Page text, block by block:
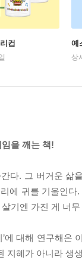
컵 예
상
임을 깨는 책!
다. 그 버거운 삶
에 귀를 기울인
기엔 가진 게 너
’에 대해 연구해
지혜가 아니라 생